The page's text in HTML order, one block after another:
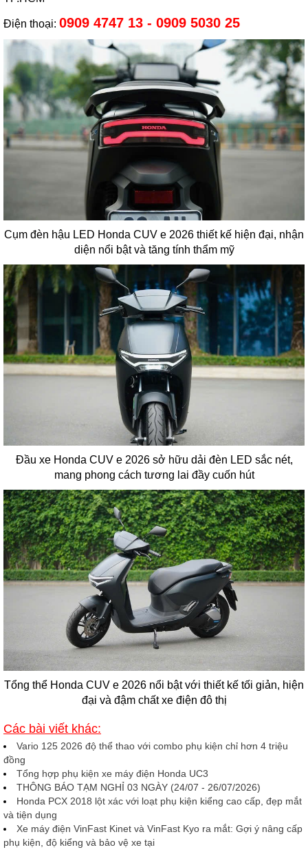
Điện thoại: 0909 4747 13 - 0909 5030 25
Cụm đèn hậu LED Honda CUV e 2026 thiết kế hiện đại, nhận
diện nổi bật và tăng tính thẩm mỹ
Đầu xe Honda CUV e 2026 sở hữu dải đèn LED sắc nét,
mang phong cách tương lai đầy cuốn hút
Tổng thể Honda CUV e 2026 nổi bật với thiết kế tối giản, hiện
đại và đậm chất xe điện đô thị
Các bài viết khác:
Vario 125 2026 độ thể thao với combo phụ kiện chỉ hơn 4 triệu
đồng
Tổng hợp phụ kiện xe máy điện Honda UC3
THÔNG BÁO TẠM NGHỈ 03 NGÀY (24/07 - 26/07/2026)
Honda PCX 2018 lột xác với loạt phụ kiện kiểng cao cấp, đẹp mắt
và tiện dụng
Xe máy điện VinFast Kinet và VinFast Kyo ra mắt: Gợi ý nâng cấp
phụ kiện, độ kiểng và bảo vệ xe tại